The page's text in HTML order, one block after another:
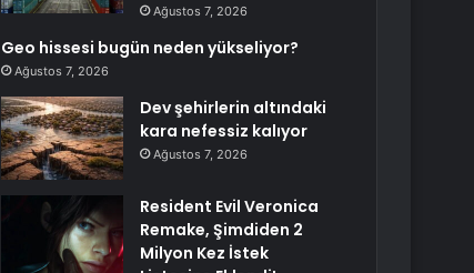
Ağustos 7, 2026
Geo hissesi bugün neden yükseliyor?
Ağustos 7, 2026
Dev şehirlerin altındaki
kara nefessiz kalıyor
Ağustos 7, 2026
Resident Evil Veronica
Remake, Şimdiden 2
Milyon Kez İstek